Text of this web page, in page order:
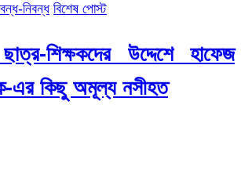
নিবন্ধ বিশেষ পোস্ট
শিক্ষকদের উদ্দেশে হাফেজ
এর কিছু অমূল্য নসীহত